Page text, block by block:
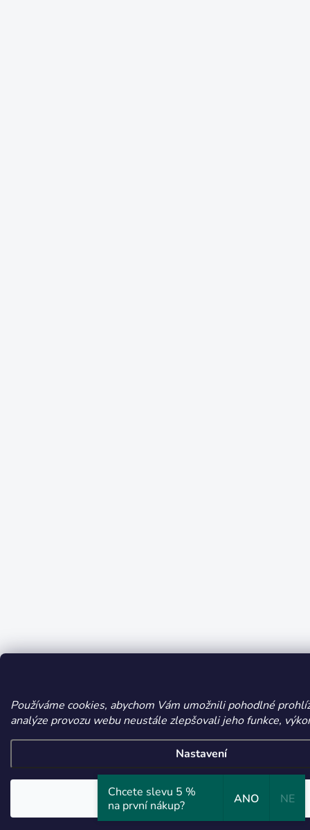
Používáme cookies, abychom Vám umožnili pohodlné
analýze provozu webu neustále zlepšovali jeho funkce,
Nastavení
Souhlasím
Chcete slevu 5 %
na první nákup?
ANO NE